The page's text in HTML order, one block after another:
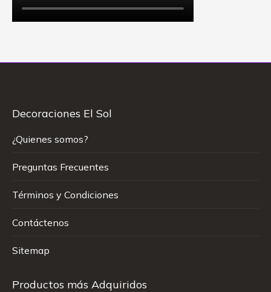
Decoraciones El Sol
¿Quienes somos?
Preguntas Frecuentes
Términos y Condiciones
Contáctenos
Sitemap
Productos más Adquiridos